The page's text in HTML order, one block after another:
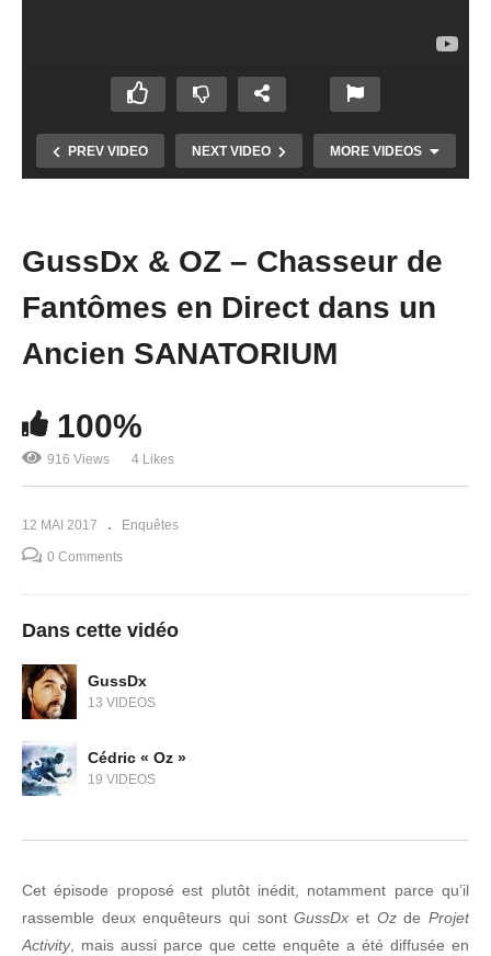
PREV VIDEO NEXT VIDEO MORE VIDEOS
Chasseur de Fantômes #03 : Isabelle
GussDx & OZ – Chasseur de
Fantômes en Direct dans un
Ancien SANATORIUM
100%
916 Views 4 Likes
12 MAI 2017 Enquêtes
0 Comments
Dans cette vidéo
GussDx
13 VIDEOS
Cédric « Oz »
19 VIDEOS
Cet épisode proposé est plutôt inédit, notamment parce qu’il
rassemble deux enquêteurs qui sontGussDx et OzdeProjet
Activity, mais aussi parce que cette enquête a été diffusée en